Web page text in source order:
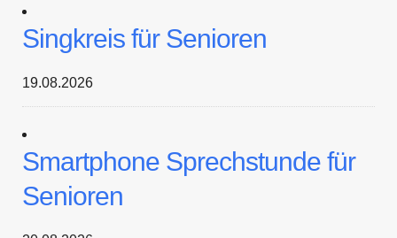
Singkreis für Senioren
19.08.2026
Smartphone Sprechstunde für
Senioren